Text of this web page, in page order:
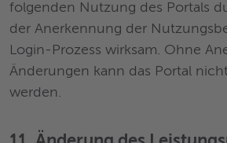
folgenden Nutzung des Portals
der Anerkennung der
Login-Prozess wirksam. Ohne
Änderungen kann das Portal
werden.